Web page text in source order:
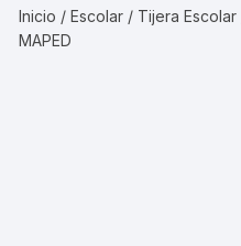
Inicio /Escolar / Tijera Escolar
MAPED